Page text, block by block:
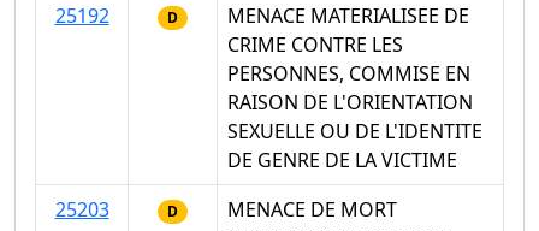
25192
D
MENACE MATERIALISEE DE
CRIME CONTRE LES
PERSONNES, COMMISE EN
RAISON DE L'ORIENTATION
SEXUELLE OU DE L'IDENTITE
DE GENRE DE LA VICTIME
25203
D
MENACE DE MORT